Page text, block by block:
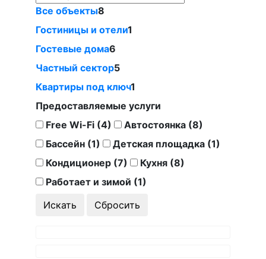
Все объекты8
Гостиницы и отели1
Гостевые дома6
Частный сектор5
Квартиры под ключ1
Предоставляемые услуги
Free Wi-Fi (4)
Автостоянка (8)
Бассейн (1)
Детская площадка (1)
Кондиционер (7)
Кухня (8)
Работает и зимой (1)